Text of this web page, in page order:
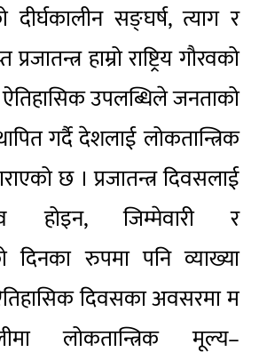
दीर्घकालीन सङ्घर्ष, त्याग र
हाम्रो राष्ट्रिय गौरवको
उपलब्धिले जनताको
गर्दै देशलाई लोकतान्त्रिक
छ । प्रजातन्त्र दिवसलाई
जिम्मेवारी र
दिनका रुपमा पनि व्याख्या
दिवसका अवसरमा म
लोकतान्त्रिक मूल्य–